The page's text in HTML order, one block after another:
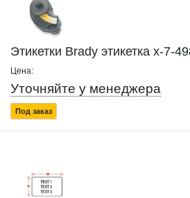
Этикетки Brady этикетка x-7-
Цена:
Уточняйте у менеджера
Под заказ